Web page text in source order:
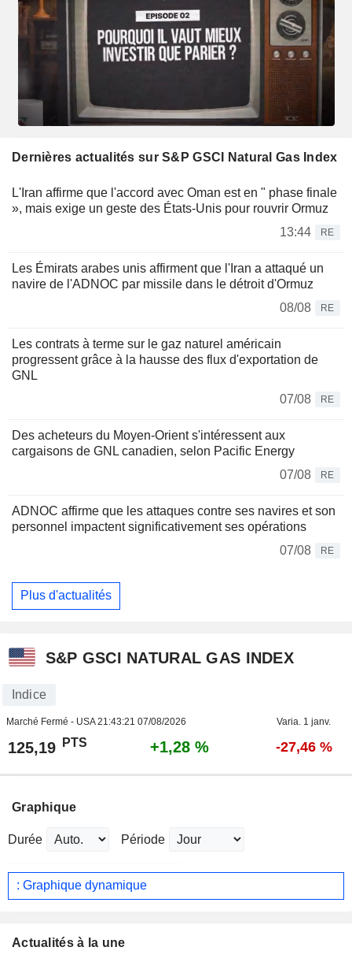
Dernières actualités sur S&P GSCI Natural Gas Index
L'Iran affirme que l'accord avec Oman est en " phase finale
», mais exige un geste des États-Unis pour rouvrir Ormuz
13:44
RE
Les Émirats arabes unis affirment que l'Iran a attaqué un
navire de l'ADNOC par missile dans le détroit d'Ormuz
08/08
RE
Les contrats à terme sur le gaz naturel américain
progressent grâce à la hausse des flux d'exportation de
GNL
07/08
RE
Des acheteurs du Moyen-Orient s'intéressent aux
cargaisons de GNL canadien, selon Pacific Energy
07/08
RE
ADNOC affirme que les attaques contre ses navires et son
personnel impactent significativement ses opérations
07/08
RE
Plus d'actualités
S&P GSCI NATURAL GAS INDEX
Indice
Marché Fermé - USA21:43:21 07/08/2026 Varia. 1 janv.
125,19 PTS +1,28 % -27,46 %
Graphique
Durée Période
: Graphique dynamique
Actualités à la une